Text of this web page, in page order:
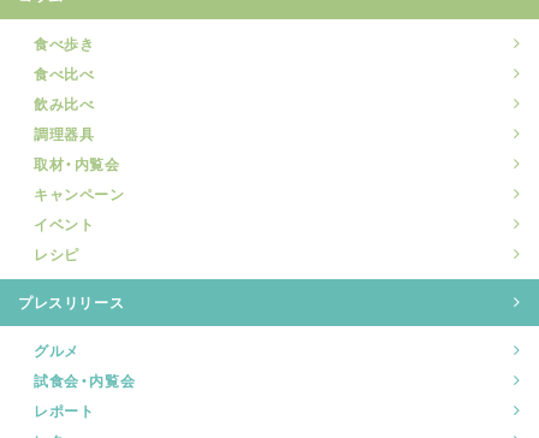
食べ歩き
食べ比べ
飲み比べ
調理器具
取材・内覧会
キャンペーン
イベント
レシピ
プレスリリース
グルメ
試食会・内覧会
レポート